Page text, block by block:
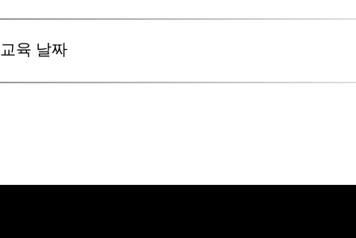
간단한 정렬
VGSTUDIO MAX의 일반 시스템 요구사항을 만족하는 시스템
듀얼 스크린 셋업：하나의 스크린에는 VGSTUDIO MAX 실
츠 시청
최소 8GB 의 RAM，16GB가 권장됨
가격은 학습 플랫폼의 180일 접근 권한，교육 자료，그리고 수
VG 아카데미 독일에서 시행하는 교육과정은 인당 1.400 EUR
VG 아카데미 싱가포르에서 시행하는 교육과정은 인당 1.400
가）
참고： 옵션 모듈과 고급 기능은 본 교육에 포함되지 않습니다．
교육 날짜